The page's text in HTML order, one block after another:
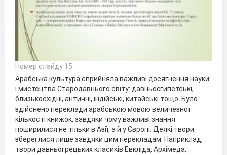
Номер слайду 15
Арабська культура сприйняла важливі досягнення науки
і мистецтва Стародавнього світу: давньоєгипетські,
близькосхідні, античні, індійські, китайські тощо. Було
здійснено переклади арабською мовою величезної
кількості книжок, завдяки чому важливі знання
поширилися не тільки в Азії, а й у Європі. Деякі твори
збереглися лише завдяки цим перекладам. Наприклад,
твори давньогрецьких класиків Евкліда, Архімеда,